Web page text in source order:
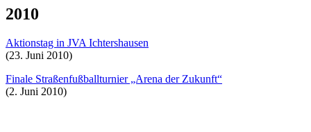
2010
Aktionstag in JVA Ichtershausen
(23. Juni 2010)
Finale Straßenfußballturnier „Arena der Zukunft“
(2. Juni 2010)